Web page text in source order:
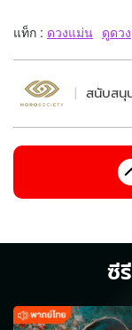
แท็ก : ดวงแม่น ดูดวง
สนับสนุ
ซี